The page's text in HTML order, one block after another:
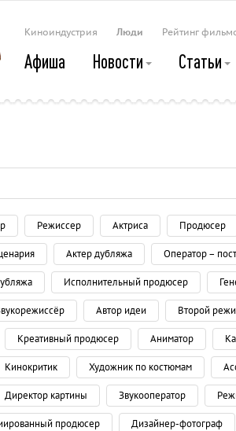
Киноиндустрия Люди Рейтинг
Афиша Новости Статьи
Режиссер Актриса Продюсер
Актер дубляжа Оператор –
Исполнительный продюсер
Автор идеи Второй
Креативный продюсер Аниматор
Кинокритик Художник по костюмам
Директор картины Звукооператор
продюсер Дизайнер-фотограф